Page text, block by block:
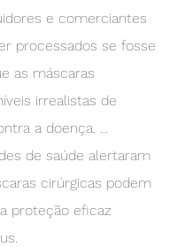
e comerciantes
processados se fosse
as máscaras
irrealistas de
a doença. ...
de saúde alertaram
cirúrgicas podem
proteção eficaz